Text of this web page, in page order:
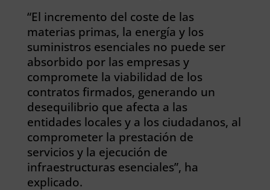
“El incremento del coste de las
materias primas, la energía y los
suministros esenciales no puede ser
absorbido por las empresas y
compromete la viabilidad de los
contratos firmados, generando un
desequilibrio que afecta a las
entidades locales y a los ciudadanos, al
comprometer la prestación de
servicios y la ejecución de
infraestructuras esenciales”, ha
explicado.